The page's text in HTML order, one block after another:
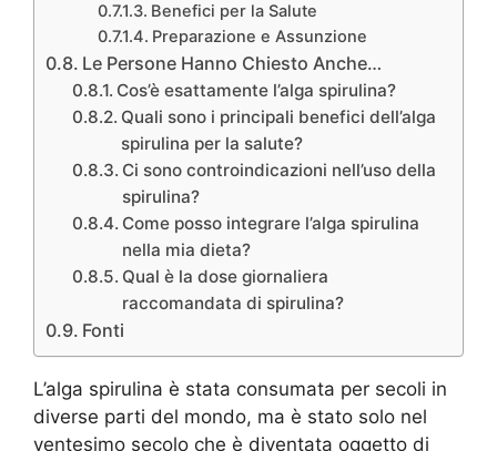
Benefici per la Salute
Preparazione e Assunzione
Le Persone Hanno Chiesto Anche…
Cos’è esattamente l’alga spirulina?
Quali sono i principali benefici dell’alga
spirulina per la salute?
Ci sono controindicazioni nell’uso della
spirulina?
Come posso integrare l’alga spirulina
nella mia dieta?
Qual è la dose giornaliera
raccomandata di spirulina?
Fonti
L’alga spirulina è stata consumata per secoli in
diverse parti del mondo, ma è stato solo nel
ventesimo secolo che è diventata oggetto di